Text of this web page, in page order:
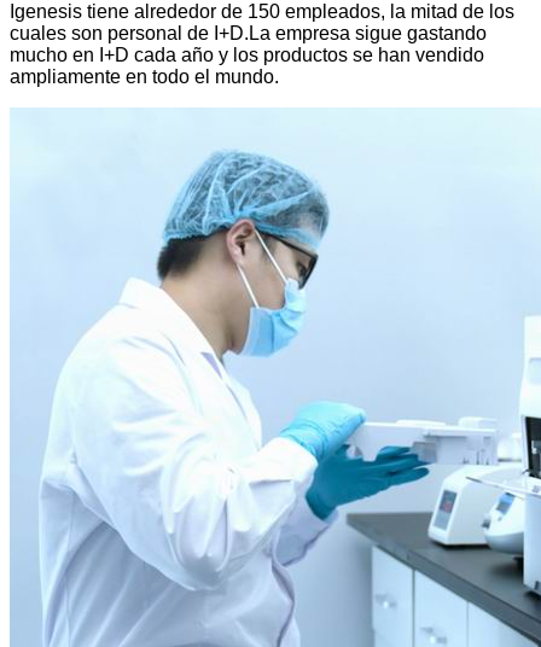
Igenesis tiene alrededor de 150 empleados, la mitad de los
cuales son personal de I+D.La empresa sigue gastando
mucho en I+D cada año y los productos se han vendido
ampliamente en todo el mundo.